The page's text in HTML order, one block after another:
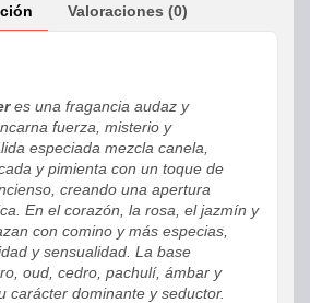
Valoraciones (0)
es una fragancia audaz y
fuerza, misterio y
especiada mezcla canela,
y pimienta con un toque de
creando una apertura
En el corazón, la rosa, el jazmín y
con comino y más especias,
y sensualidad. La base
oud, cedro, pachulí, ámbar y
carácter dominante y seductor.